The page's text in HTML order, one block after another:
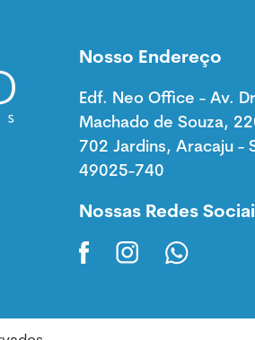
Nosso Endereço
Edf. Neo Office - Av.
Machado de Souza,
702 Jardins, Aracaju -
49025-740
Nossas Redes